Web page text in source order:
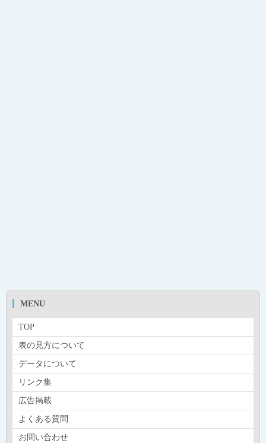
MENU
TOP
表の見方について
データについて
リンク集
広告掲載
よくある質問
お問い合わせ